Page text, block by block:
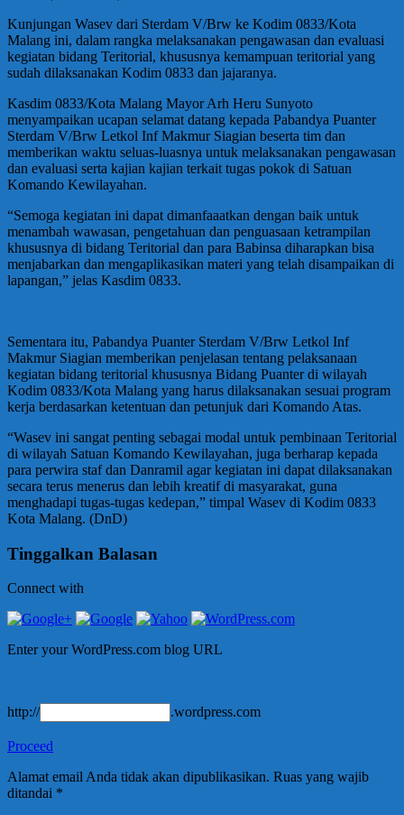
Kunjungan Wasev dari Sterdam V/Brw ke Kodim 0833/Kota
Malang ini, dalam rangka melaksanakan pengawasan dan evaluasi
kegiatan bidang Teritorial, khususnya kemampuan teritorial yang
sudah dilaksanakan Kodim 0833 dan jajaranya.
Kasdim 0833/Kota Malang Mayor Arh Heru Sunyoto
menyampaikan ucapan selamat datang kepada Pabandya Puanter
Sterdam V/Brw Letkol Inf Makmur Siagian beserta tim dan
memberikan waktu seluas-luasnya untuk melaksanakan pengawasan
dan evaluasi serta kajian kajian terkait tugas pokok di Satuan
Komando Kewilayahan.
“Semoga kegiatan ini dapat dimanfaaatkan dengan baik untuk
menambah wawasan, pengetahuan dan penguasaan ketrampilan
khususnya di bidang Teritorial dan para Babinsa diharapkan bisa
menjabarkan dan mengaplikasikan materi yang telah disampaikan di
lapangan,” jelas Kasdim 0833.
Sementara itu, Pabandya Puanter Sterdam V/Brw Letkol Inf
Makmur Siagian memberikan penjelasan tentang pelaksanaan
kegiatan bidang teritorial khususnya Bidang Puanter di wilayah
Kodim 0833/Kota Malang yang harus dilaksanakan sesuai program
kerja berdasarkan ketentuan dan petunjuk dari Komando Atas.
“Wasev ini sangat penting sebagai modal untuk pembinaan Teritorial
di wilayah Satuan Komando Kewilayahan, juga berharap kepada
para perwira staf dan Danramil agar kegiatan ini dapat dilaksanakan
secara terus menerus dan lebih kreatif di masyarakat, guna
menghadapi tugas-tugas kedepan,” timpal Wasev di Kodim 0833
Kota Malang. (DnD)
Tinggalkan Balasan
Connect with
Enter your WordPress.com blog URL
http:// .wordpress.com
Proceed
Alamat email Anda tidak akan dipublikasikan. Ruas yang wajib
ditandai *